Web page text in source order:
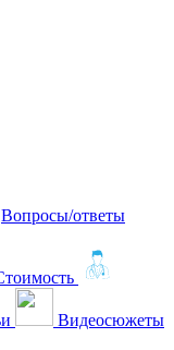
Вопросы/ответы
Видеосюжеты